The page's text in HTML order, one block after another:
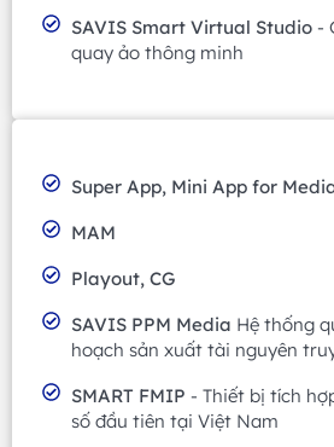
SAVIS Smart Virtual Studio -
quay ảo thông minh
Super App, Mini App for
MAM
Playout, CG
SAVIS PPM Media Hệ thống
hoạch sản xuất tài nguyên
SMART FMIP - Thiết bị tích
số đầu tiên tại Việt Nam